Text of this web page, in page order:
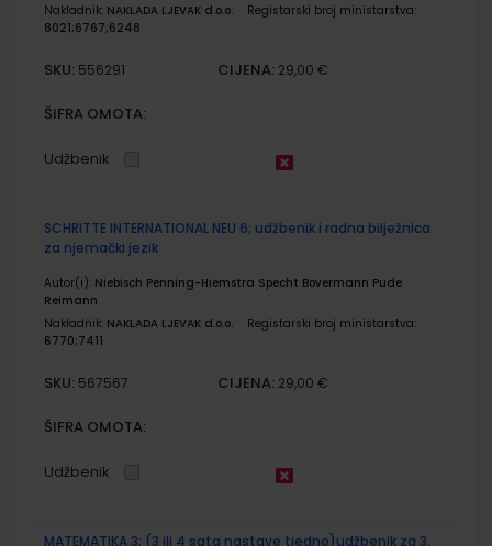
Nakladnik: NAKLADA LJEVAK d.o.o.
Registarski broj ministarstva:
8021;6767;6248
SKU: 556291 CIJENA: 29,00 €
ŠIFRA OMOTA:
Udžbenik
SCHRITTE INTERNATIONAL NEU 6; udžbenik i radna bilježnica
za njemački jezik
Autor(i): Niebisch Penning-Hiemstra Specht Bovermann Pude
Reimann
Nakladnik: NAKLADA LJEVAK d.o.o.
Registarski broj ministarstva:
6770;7411
SKU: 567567 CIJENA: 29,00 €
ŠIFRA OMOTA:
Udžbenik
MATEMATIKA 3; (3 ili 4 sata nastave tjedno)udžbenik za 3.